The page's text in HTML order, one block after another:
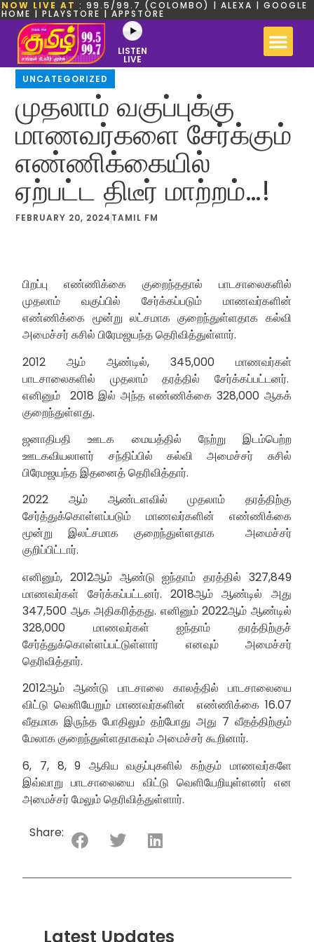
NOW LIVE AT : 99.5/99.7 (COLOMBO) | ALEXA | GOOGLE
HOME | PLAYSTORE | APPSTORE
LISTEN
LIVE
UNCATEGORIZED
முதலாம் வகுப்புக்கு
மாணவர்களை சேர்க்கும்
எண்ணிக்கையில்
ஏற்பட்ட திடீர் மாற்றம்…!
FEBRUARY 20, 2024 TAMIL FM
பிறப்பு எண்ணிக்கை குறைந்ததால் பாடசாலைகளில்
முதலாம் வகுப்பில் சேர்க்கப்படும் மாணவர்களின்
எண்ணிக்கை மூன்று லட்சமாக குறைந்துள்ளதாக கல்வி
அமைச்சர் சுசில் பிரேமஜயந்த தெரிவித்துள்ளார்.
2012 ஆம் ஆண்டில், 345,000 மாணவர்கள்
பாடசாலைகளில் முதலாம் தரத்தில் சேர்க்கப்பட்டனர்.
எனினும் 2018 இல் அந்த எண்ணிக்கை 328,000 ஆகக்
குறைந்துள்ளது.
ஜனாதிபதி ஊடக மையத்தில் நேற்று இடம்பெற்ற
ஊடகவியலாளர் சந்திப்பில் கல்வி அமைச்சர் சுசில்
பிரேமஜயந்த இதனைத் தெரிவித்தார்.
2022 ஆம் ஆண்டளவில் முதலாம் தரத்திற்கு
சேர்த்துக்கொள்ளப்படும் மாணவர்களின் எண்ணிக்கை
மூன்று இலட்சமாக குறைந்துள்ளதாக அமைச்சர்
குறிப்பிட்டார்.
எனினும், 2012ஆம் ஆண்டு ஐந்தாம் தரத்தில் 327,849
மாணவர்கள் சேர்க்கப்பட்டனர். 2018ஆம் ஆண்டில் அது
347,500 ஆக அதிகரித்தது. எனினும் 2022ஆம் ஆண்டில்
328,000 மாணவர்கள் ஐந்தாம் தரத்திற்குச்
சேர்த்துக்கொள்ளப்பட்டுள்ளார் எனவும் அமைச்சர்
தெரிவித்தார்.
2012ஆம் ஆண்டு பாடசாலை காலத்தில் பாடசாலையை
விட்டு வெளியேறும் மாணவர்களின் எண்ணிக்கை 16.07
வீதமாக இருந்த போதிலும் தற்போது அது 7 வீதத்திற்கும்
மேலாக குறைந்துள்ளதாகவும் அமைச்சர் கூறினார்.
6, 7, 8, 9 ஆகிய வகுப்புகளில் கற்கும் மாணவர்களே
இவ்வாறு பாடசாலையை விட்டு வெளியேறியுள்ளனர் என
அமைச்சர் மேலும் தெரிவித்துள்ளார்.
Share:
Latest Updates